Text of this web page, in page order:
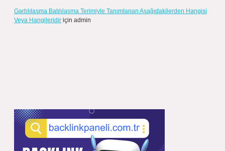
Garblılaşma Batılılaşma Terimiyle Tanımlanan Aşağıdakilerden Hangisi
Veya Hangileridir için admin